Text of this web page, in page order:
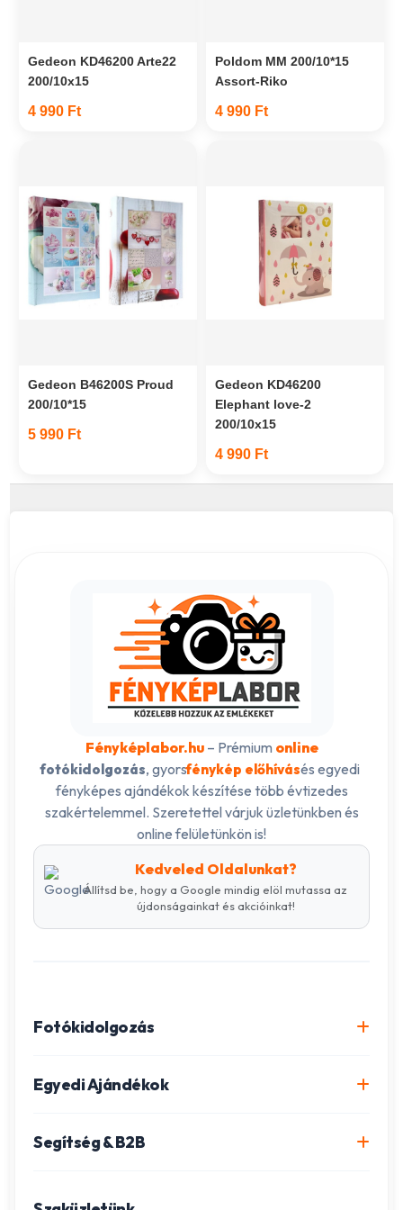
Gedeon KD46200 Arte22
200/10x15
4 990 Ft
Poldom MM 200/10*15
Assort-Riko
4 990 Ft
Gedeon B46200S Proud
200/10*15
5 990 Ft
Gedeon KD46200
Elephant love-2
200/10x15
4 990 Ft
Fényképlabor.hu– Prémium online
fotókidolgozás, gyorsfénykép előhívásés egyedi
fényképes ajándékok készítése több évtizedes
szakértelemmel. Szeretettel várjuk üzletünkben és
online felületünkön is!
Kedveled Oldalunkat?
Állítsd be, hogy a Google mindig elöl mutassa az
újdonságainkat és akcióinkat!
Fotókidolgozás
Igazolványkép készítés
Egyedi Ajándékok
Gravírozott ajándékok
Segítség & B2B